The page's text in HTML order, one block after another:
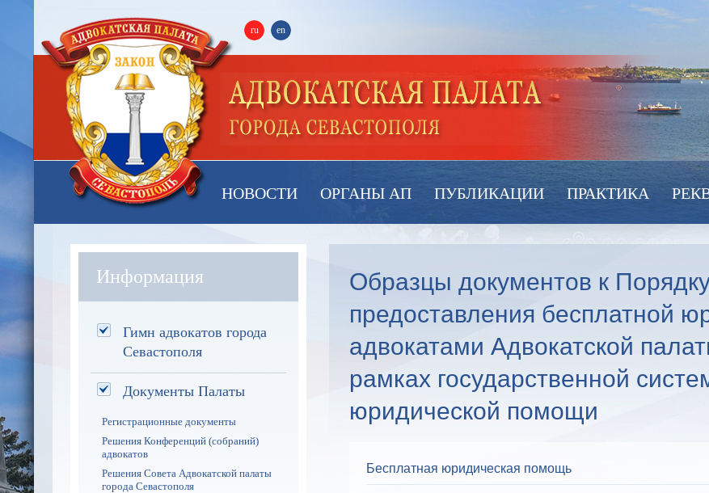
ru en
НОВОСТИ ОРГАНЫ АП ПУБЛИКАЦИИ ПРАКТИКА
Образцы документов к
предоставления бесплатной
адвокатами Адвокатской
рамках государственной
юридической помощи
Бесплатная юридическая помощь
Информация
Гимн адвокатов города
Севастополя
Документы Палаты
Регистрационные документы
Решения Конференций (собраний)
адвокатов
Решения Совета Адвокатской палаты
города Севастополя